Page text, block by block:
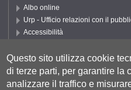
Albo online
Urp - Ufficio relazioni con il
Accessibilità
Cookie settings
Segui DEPS
Questo sito utilizza cookie
di terze parti, per garantire la
analizzare il traffico e